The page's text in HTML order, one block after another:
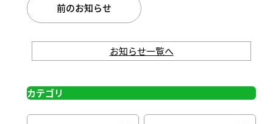
前のお知らせ
お知らせ一覧へ
カテゴリ